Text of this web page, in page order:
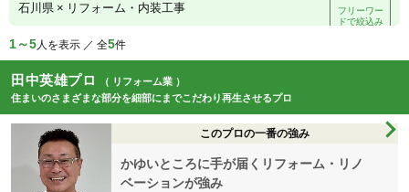
石川県 × リフォーム・内装工事
フリーワー
ドで絞込み
1～5人を表示 ／ 全5件
田中英雄プロ
（ リフォーム業 ）
住まいのさまざまな部分を細部にまでこだわり再生させるプロ
このプロの一番の強み
かゆいところに手が届くリフォーム・リノ
ベーションが強み